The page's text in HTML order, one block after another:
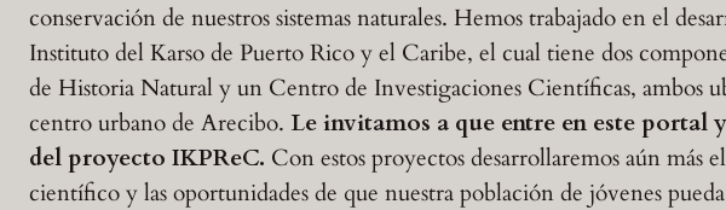
conservación de nuestros sistemas naturales. Hemos trabajado en el
Instituto del Karso de Puerto Rico y el Caribe, el cual tiene dos
de Historia Natural y un Centro de Investigaciones Científicas, ambos
centro urbano de Arecibo. Le invitamos a que entre en este portal
del proyecto IKPReC. Con estos proyectos desarrollaremos aún más
científico y las oportunidades de que nuestra población de jóvenes